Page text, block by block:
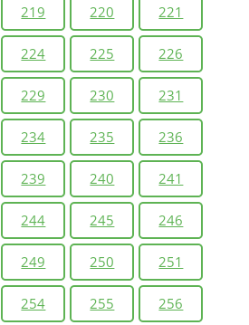
219 220 221
224 225 226
229 230 231
234 235 236
239 240 241
244 245 246
249 250 251
254 255 256